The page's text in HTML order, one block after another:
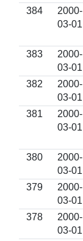
384
2000-
03-01
383
2000-
03-01
382
2000-
03-01
381
2000-
03-01
380
2000-
03-01
379
2000-
03-01
378
2000-
03-01